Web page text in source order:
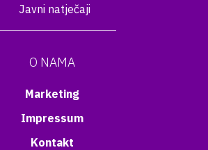
Javni natječaji
O NAMA
Marketing
Impressum
Kontakt